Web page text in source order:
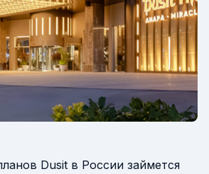
Dusit в России займется